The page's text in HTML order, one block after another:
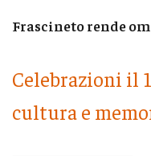
Frascineto rende
Celebrazioni il
cultura e